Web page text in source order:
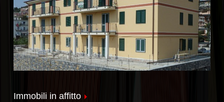
Immobili in affitto